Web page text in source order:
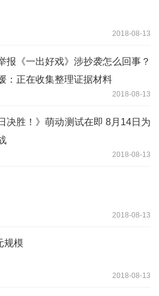
2018-08-13
报《一出好戏》涉抄袭怎么回事？
：正在收集整理证据材料
2018-08-13
决胜！》萌动测试在即 8月14日为
2018-08-13
2018-08-13
规模
2018-08-13